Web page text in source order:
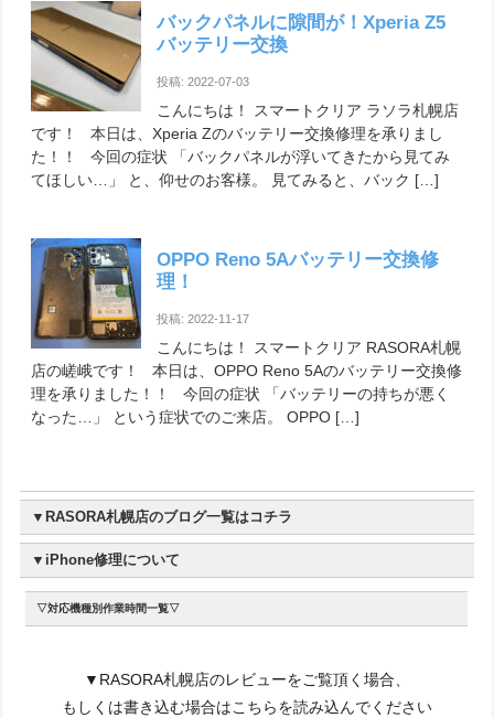
郵送修理も承ります。
詳しくは下記のページにてご確認ください。
郵送修理について
はい。現在、iPad(アイパッド)、Xperia(エクスペリア)、iPodTouch(ア
イポッドタッチ)、ゲーム機のSwitch(スイッチ)や3DSの修理を承って
おります。
その他の端末も修理可能な場合もありますので、まずはお気軽にご相
談ください。
Q.お店に行く際、持って行くものはありますか？
修理希望の端末のみお持ちください。
その他、本人確認書類などは不要です。
バックパネルに隙間が！Xperia Z5
バッテリー交換
投稿: 2022-07-03
こんにちは！ スマートクリア ラソラ札幌店
です！ 本日は、Xperia Zのバッテリー交換修理を承りまし
た！！ 今回の症状 「バックパネルが浮いてきたから見てみ
てほしい…」 と、仰せのお客様。 見てみると、バック […]
OPPO Reno 5Aバッテリー交換修
理！
投稿: 2022-11-17
こんにちは！ スマートクリア RASORA札幌
店の嵯峨です！ 本日は、OPPO Reno 5Aのバッテリー交換修
理を承りました！！ 今回の症状 「バッテリーの持ちが悪く
なった…」 という症状でのご来店。 OPPO […]
▼RASORA札幌店のブログ一覧はコチラ
▼iPhone修理について
▽対応機種別作業時間一覧▽
▼RASORA札幌店のレビューをご覧頂く場合、
もしくは書き込む場合はこちらを読み込んでください